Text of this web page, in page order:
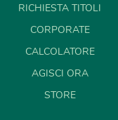
RICHIESTA TITOLI
CORPORATE
CALCOLATORE
AGISCI ORA
STORE